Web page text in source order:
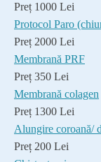
Preț 1000 Lei
Protocol Paro
Preț 2000 Lei
Membrană PRF
Preț 350 Lei
Membrană colagen
Preț 1300 Lei
Alungire coroană/
Preț 200 Lei